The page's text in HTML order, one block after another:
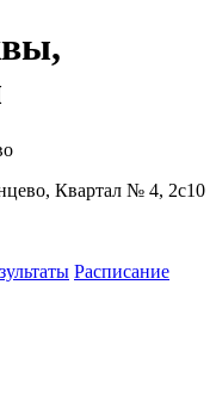
Квартал № 4, 2с10
Расписание